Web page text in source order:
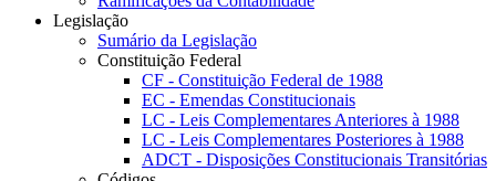
Legislação
Sumário da Legislação
Constituição Federal
CF - Constituição Federal de 1988
EC - Emendas Constitucionais
LC - Leis Complementares Anteriores à 1988
LC - Leis Complementares Posteriores à 1988
ADCT - Disposições Constitucionais Transitórias